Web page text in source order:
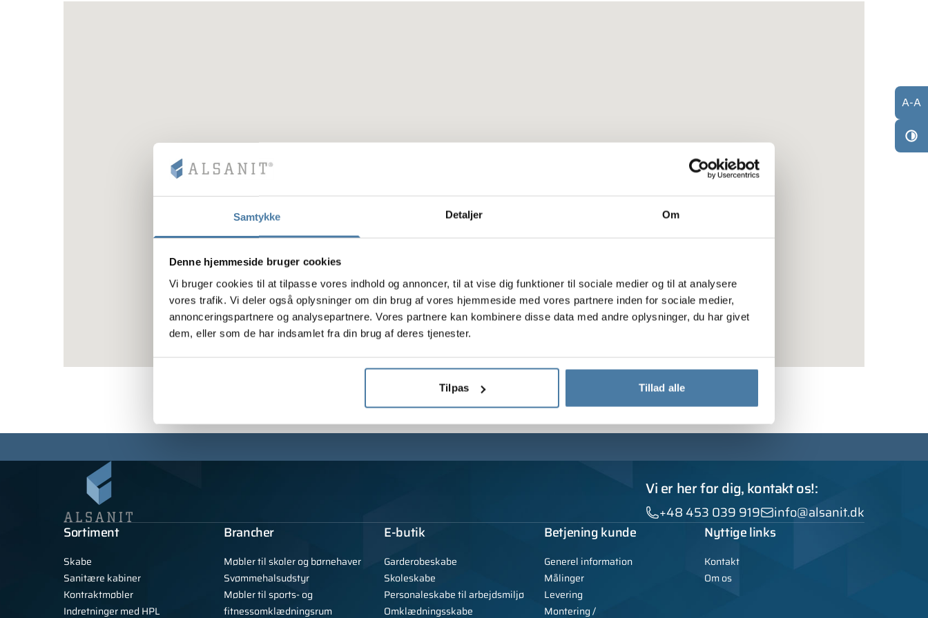
Samtykke Detaljer Om
Denne hjemmeside bruger cookies
Vi bruger cookies til at tilpasse vores indhold og annoncer, til at vise dig funktioner til sociale medier og til at analysere
vores trafik. Vi deler også oplysninger om din brug af vores hjemmeside med vores partnere inden for sociale medier,
annonceringspartnere og analysepartnere. Vores partnere kan kombinere disse data med andre oplysninger, du har givet
dem, eller som de har indsamlet fra din brug af deres tjenester.
Tilpas Tillad alle
Vi er her for dig, kontakt os!:
+48 453 039 919
info@alsanit.dk
Sortiment
Skabe
Sanitære kabiner
Kontraktmøbler
Indretninger med HPL
Brancher
Møbler til skoler og børnehaver
Svømmehalsudstyr
Møbler til sports- og
fitnessomklædningsrum
E-butik
Garderobeskabe
Skoleskabe
Personaleskabe til arbejdsmiljø
Omklædningsskabe
Betjening kunde
Generel information
Målinger
Levering
Montering /
Nyttige links
Kontakt
Om os
A-A